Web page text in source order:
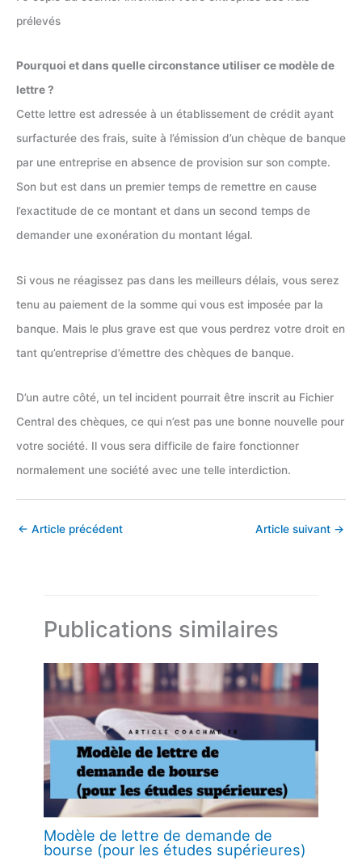
prélevés
Pourquoi et dans quelle circonstance utiliser ce modèle de
lettre ?
Cette lettre est adressée à un établissement de crédit ayant
surfacturée des frais, suite à l’émission d’un chèque de banque
par une entreprise en absence de provision sur son compte.
Son but est dans un premier temps de remettre en cause
l’exactitude de ce montant et dans un second temps de
demander une exonération du montant légal.
Si vous ne réagissez pas dans les meilleurs délais, vous serez
tenu au paiement de la somme qui vous est imposée par la
banque. Mais le plus grave est que vous perdrez votre droit en
tant qu’entreprise d’émettre des chèques de banque.
D’un autre côté, un tel incident pourrait être inscrit au Fichier
Central des chèques, ce qui n’est pas une bonne nouvelle pour
votre société. Il vous sera difficile de faire fonctionner
normalement une société avec une telle interdiction.
← Article précédent Article suivant →
Publications similaires
Modèle de lettre de demande de
bourse (pour les études supérieures)